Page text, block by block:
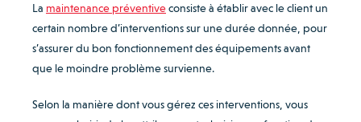
La maintenance préventiveconsiste à établir avec le client un
certain nombre d’interventions sur une durée donnée, pour
s’assurer du bon fonctionnement des équipements avant
que le moindre problème survienne.
Selon la manière dont vous gérez ces interventions, vous